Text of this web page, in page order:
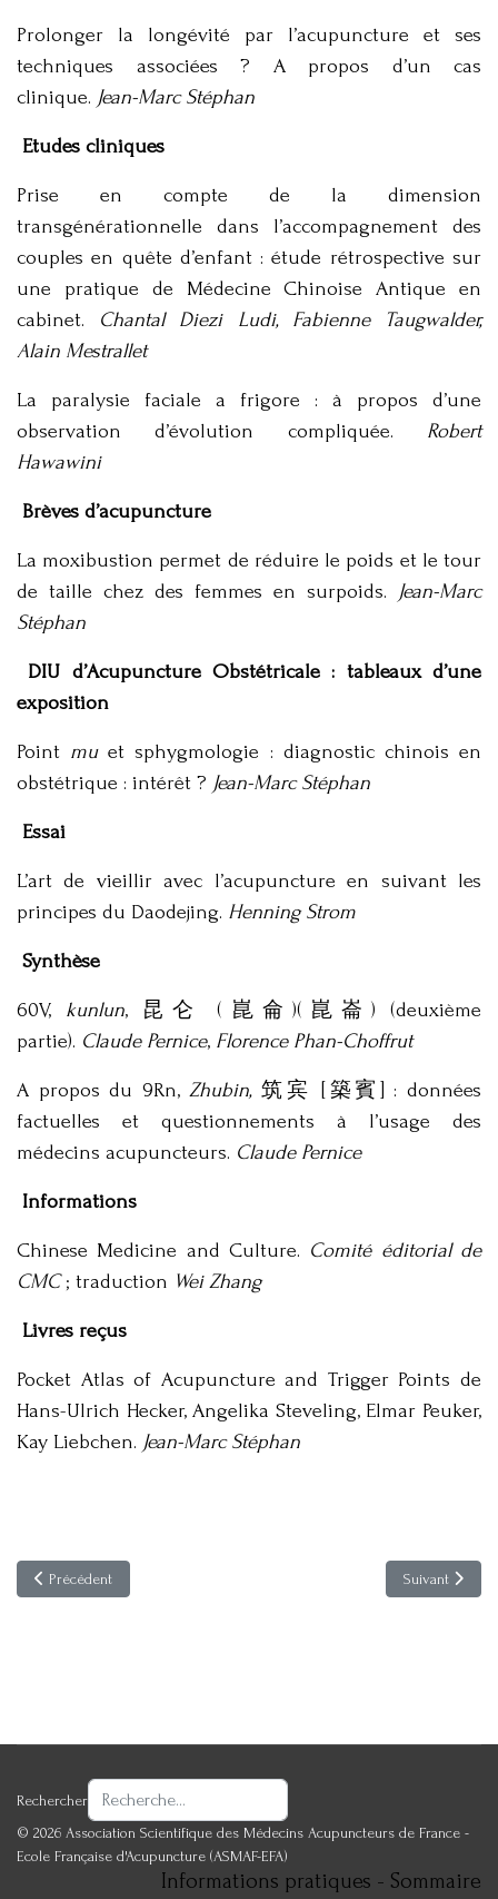
Prolonger la longévité par l’acupuncture et ses
techniques associées ? A propos d’un cas
clinique. Jean-Marc Stéphan
Etudes cliniques
Prise en compte de la dimension
transgénérationnelle dans l’accompagnement des
couples en quête d’enfant : étude rétrospective sur
une pratique de Médecine Chinoise Antique en
cabinet. Chantal Diezi Ludi, Fabienne Taugwalder,
Alain Mestrallet
La paralysie faciale a frigore : à propos d’une
observation d’évolution compliquée. Robert
Hawawini
Brèves d’acupuncture
La moxibustion permet de réduire le poids et le tour
de taille chez des femmes en surpoids. Jean-Marc
Stéphan
DIU d’Acupuncture Obstétricale : tableaux d’une
exposition
Point muet sphygmologie : diagnostic chinois en
obstétrique : intérêt ? Jean-Marc Stéphan
Essai
L’art de vieillir avec l’acupuncture en suivant les
principes du Daodejing. Henning Strom
Synthèse
60V, kunlun, 昆仑 (崑侖)(崑崙) (deuxième
partie). Claude Pernice, Florence Phan-Choffrut
A propos du 9Rn,Zhubin,筑宾 [築賓] : données
factuelles et questionnements à l’usage des
médecins acupuncteurs. Claude Pernice
Informations
Chinese Medicine and Culture. Comité éditorial de
CMC; traduction Wei Zhang
Livres reçus
Pocket Atlas of Acupuncture and Trigger Points de
Hans-Ulrich Hecker, Angelika Steveling, Elmar Peuker,
Kay Liebchen. Jean-Marc Stéphan
Article précédent : Acupuncture & Moxibustion 19-1
Précédent Article suivant
Suivant
Rechercher
© 2026 Association Scientifique des Médecins Acupuncteurs de France -
Ecole Française d'Acupuncture (ASMAF-EFA)
Informations pratiques - Sommaire